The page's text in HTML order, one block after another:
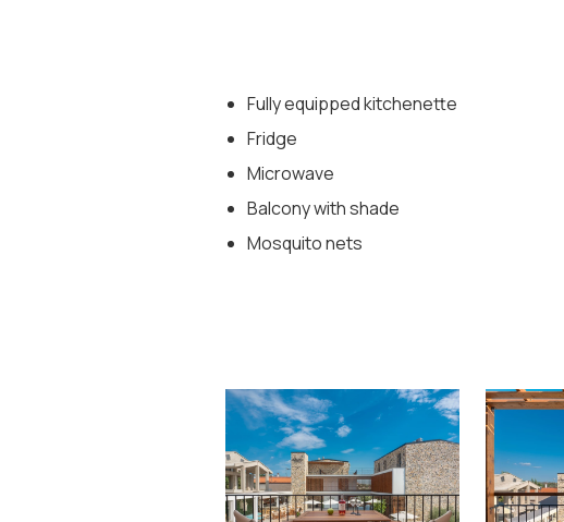
Fully equipped kitchenette
Fridge
Microwave
Balcony with shade
Mosquito nets